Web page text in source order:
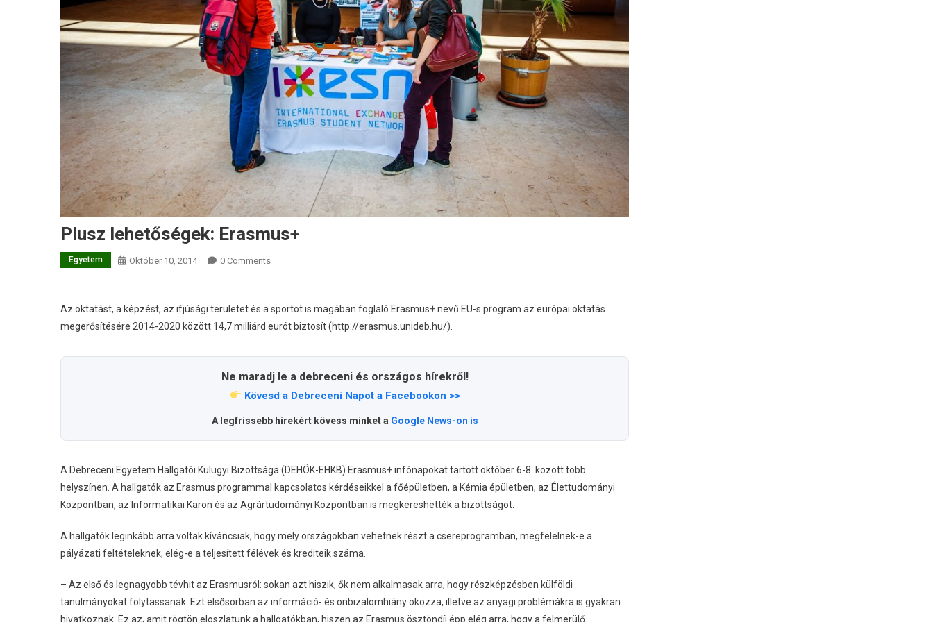
Plusz lehetőségek: Erasmus+
Egyetem Október 10, 2014 0 Comments
Az oktatást, a képzést, az ifjúsági területet és a sportot is magában foglaló Erasmus+ nevű EU-s program az európai oktatás
megerősítésére 2014-2020 között 14,7 milliárd eurót biztosít (http://erasmus.unideb.hu/).
Ne maradj le a debreceni és országos hírekről!
Kövesd a Debreceni Napot a Facebookon >>
A legfrissebb hírekért kövess minket a Google News-on is
A Debreceni Egyetem Hallgatói Külügyi Bizottsága (DEHÖK-EHKB) Erasmus+ infónapokat tartott október 6-8. között több
helyszínen. A hallgatók az Erasmus programmal kapcsolatos kérdéseikkel a főépületben, a Kémia épületben, az Élettudományi
Központban, az Informatikai Karon és az Agrártudományi Központban is megkereshették a bizottságot.
A hallgatók leginkább arra voltak kíváncsiak, hogy mely országokban vehetnek részt a csereprogramban, megfelelnek-e a
pályázati feltételeknek, elég-e a teljesített félévek és krediteik száma.
– Az első és legnagyobb tévhit az Erasmusról: sokan azt hiszik, ők nem alkalmasak arra, hogy részképzésben külföldi
tanulmányokat folytassanak. Ezt elsősorban az információ- és önbizalomhiány okozza, illetve az anyagi problémákra is gyakran
hivatkoznak. Ez az, amit rögtön eloszlatunk a hallgatókban, hiszen az Erasmus ösztöndíj épp elég arra, hogy a felmerülő